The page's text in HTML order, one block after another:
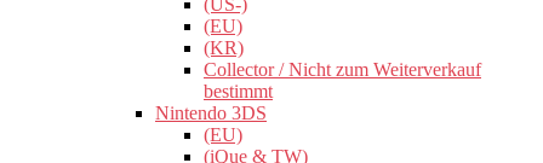
(US-)
(EU)
(KR)
Collector / Nicht zum Weiterverkauf
bestimmt
Nintendo 3DS
(EU)
(iQue & TW)